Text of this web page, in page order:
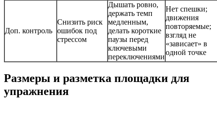
Доп. контроль
Снизить риск
ошибок под
стрессом
Дышать ровно,
держать темп
медленным,
делать короткие
паузы перед
ключевыми
переключениями
Нет спешки;
движения
повторяемые;
взгляд не
«зависает» в
одной точке
Размеры и разметка площадки для
упражнения